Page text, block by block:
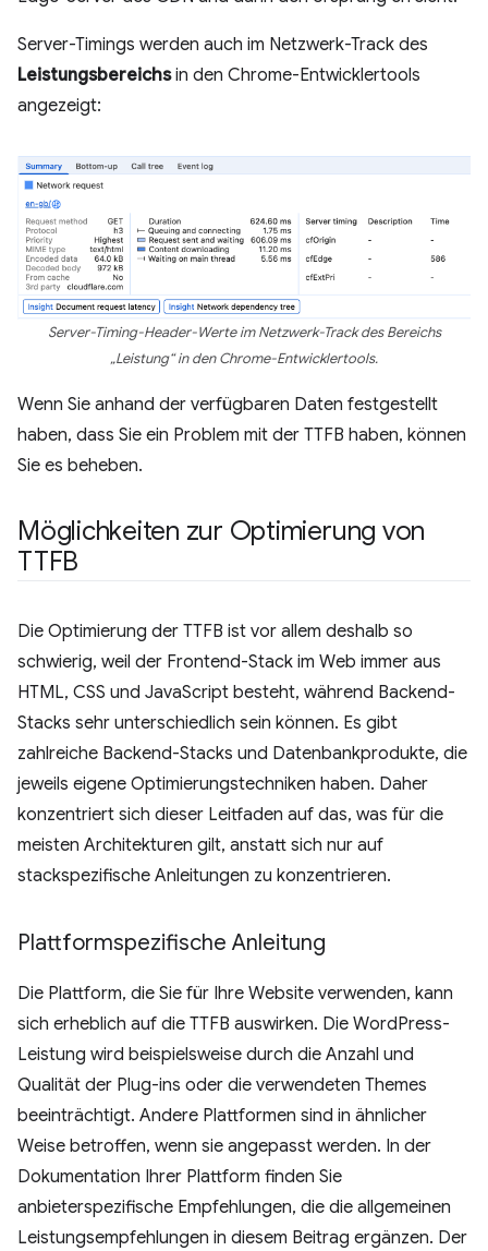
Server-Timings werden auch im Netzwerk-Track des
Leistungsbereichsin den Chrome-Entwicklertools
angezeigt:
Server-Timing-Header-Werte im Netzwerk-Track des Bereichs
„Leistung“ in den Chrome-Entwicklertools.
Wenn Sie anhand der verfügbaren Daten festgestellt
haben, dass Sie ein Problem mit der TTFB haben, können
Sie es beheben.
Möglichkeiten zur Optimierung von
TTFB
Die Optimierung der TTFB ist vor allem deshalb so
schwierig, weil der Frontend-Stack im Web immer aus
HTML, CSS und JavaScript besteht, während Backend-
Stacks sehr unterschiedlich sein können. Es gibt
zahlreiche Backend-Stacks und Datenbankprodukte, die
jeweils eigene Optimierungstechniken haben. Daher
konzentriert sich dieser Leitfaden auf das, was für die
meisten Architekturen gilt, anstatt sich nur auf
stackspezifische Anleitungen zu konzentrieren.
Plattformspezifische Anleitung
Die Plattform, die Sie für Ihre Website verwenden, kann
sich erheblich auf die TTFB auswirken. Die WordPress-
Leistung wird beispielsweise durch die Anzahl und
Qualität der Plug-ins oder die verwendeten Themes
beeinträchtigt. Andere Plattformen sind in ähnlicher
Weise betroffen, wenn sie angepasst werden. In der
Dokumentation Ihrer Plattform finden Sie
anbieterspezifische Empfehlungen, die die allgemeinen
Leistungsempfehlungen in diesem Beitrag ergänzen. Der